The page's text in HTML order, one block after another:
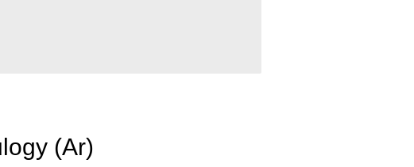
Death at a Funeral - Aaron's Eulogy (Ar)